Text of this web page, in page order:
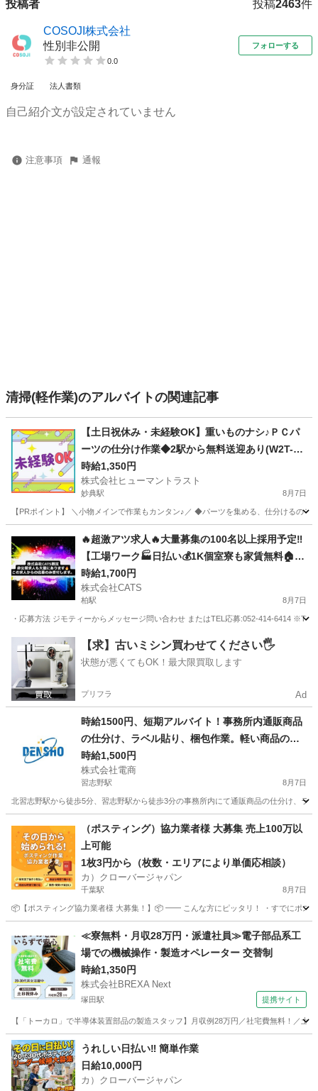
投稿者 投稿2463件
COSOJI株式会社
性別非公開
0.0
フォローする
身分証 法人書類
自己紹介文が設定されていません
注意事項 通報
清掃(軽作業)のアルバイトの関連記事
【土日祝休み・未経験OK】重いものナシ♪ＰＣパ
ーツの仕分け作業◆2駅から無料送迎あり(W2T-14
61_3)
時給1,350円
株式会社ヒューマントラスト
妙典駅 8月7日
【PRポイント】 ＼小物メインで作業もカンタン♪／ ◆パーツを集める、仕分けるの
妙典駅 仕分け ヒューマントラスト
🔥超激アツ求人🔥大量募集の100名以上採用予定‼️
【工場ワーク🏭日払い💰1K個室寮も家賃無料🏠】
今なら…採用でPayPay5万円分のポイントプレゼ
ント🎁-柏
時給1,700円
株式会社CATS
柏駅 8月7日
・応募方法 ジモティーからメッセージ問い合わせ またはTEL応募:052-414-6414
千葉 柏市 柏駅 仕分け 個室
【求】古いミシン買わせてください🖐️
状態が悪くてもOK！最大限買取します
プリフラ Ad
時給1500円、短期アルバイト！事務所内通販商品
の仕分け、ラベル貼り、梱包作業。軽い商品のみ
です！
時給1,500円
株式会社電商
習志野駅 8月7日
北習志野駅から徒歩5分、習志野駅から徒歩3分の事務所内にて通販商品の仕分け、ラ
習志野駅 仕分け 夏休み
（ポスティング）協力業者様 大募集 売上100万以
上可能
1枚3円から（枚数・エリアにより単価応相談）
カ）クローバージャパン
千葉駅 8月7日
📦【ポスティング協力業者様 大募集！】📦 ━━ こんな方にピッタリ！ ・すでにポス
千葉駅 軽作業 業務委託契約
≪寮無料・月収28万円・派遣社員≫電子部品系工
場での機械操作・製造オペレーター 交替制
時給1,350円
株式会社BREXA Next
塚田駅 提携サイト
【「トーカロ」で半導体装置部品の製造スタッフ】月収例28万円／社宅費無料
千葉 船橋市 塚田駅 その他
うれしい日払い‼ 簡単作業
日給10,000円
カ）クローバージャパン